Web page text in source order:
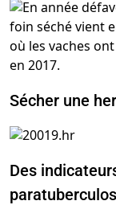
Sécher une
Des